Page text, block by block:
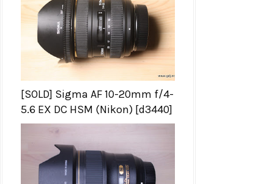
[SOLD] Sigma AF 10-20mm f/4-
5.6 EX DC HSM (Nikon) [d3440]